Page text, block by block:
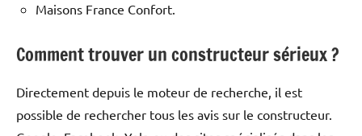
Maisons France Confort.
Comment trouver un constructeur sérieux ?
Directement depuis le moteur de recherche, il est
possible de rechercher tous les avis sur le constructeur.